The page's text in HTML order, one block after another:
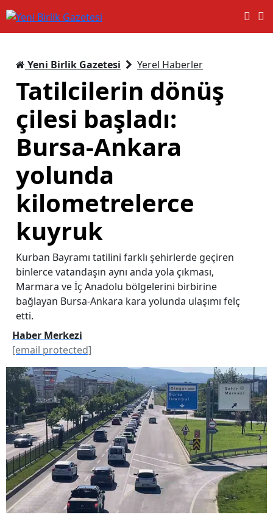
Yeni Birlik Gazetesi Yerel Haberler
Tatilcilerin dönüş
çilesi başladı:
Bursa-Ankara
yolunda
kilometrelerce
kuyruk
Kurban Bayramı tatilini farklı şehirlerde geçiren
binlerce vatandaşın aynı anda yola çıkması,
Marmara ve İç Anadolu bölgelerini birbirine
bağlayan Bursa-Ankara kara yolunda ulaşımı felç
etti.
Haber Merkezi
[email protected]